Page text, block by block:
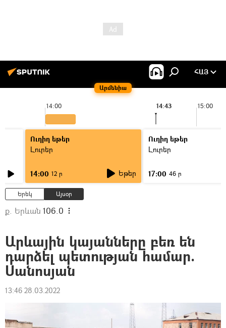
Արմենիա
ՀԱՅ
14:00 15:00
14:43
Ուղիղ եթեր
Լուրեր
14:00 12 ր Եթեր
Ուղիղ եթեր
Լուրեր
17:00 46 ր
Երեկ Այսօր
ք. Երևան 106.0
Արևային կայանները բեռ են
դարձել պետության համար.
Սանոսյան
13:46 28.03.2022